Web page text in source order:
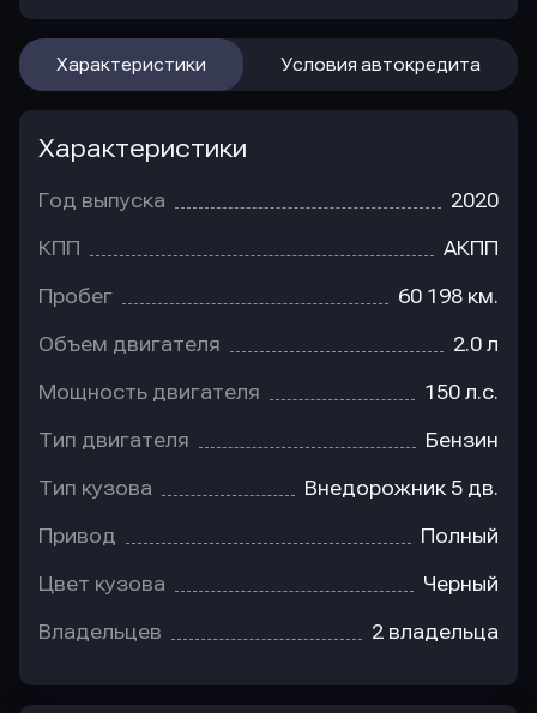
Характеристики Условия автокредита
Характеристики
Год выпуска 2020
КПП АКПП
Пробег 60 198 км.
Объем двигателя 2.0 л
Мощность двигателя 150 л.с.
Тип двигателя Бензин
Тип кузова Внедорожник 5 дв.
Привод Полный
Цвет кузова Черный
Владельцев 2 владельца